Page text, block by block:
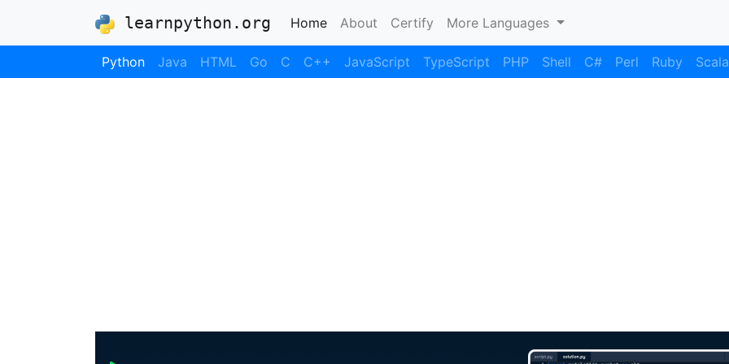
learnpython.org Home(current)
About Certify More Languages
Python Java HTML Go C C++ JavaScript TypeScript PHP Shell C# Perl Ruby Scala